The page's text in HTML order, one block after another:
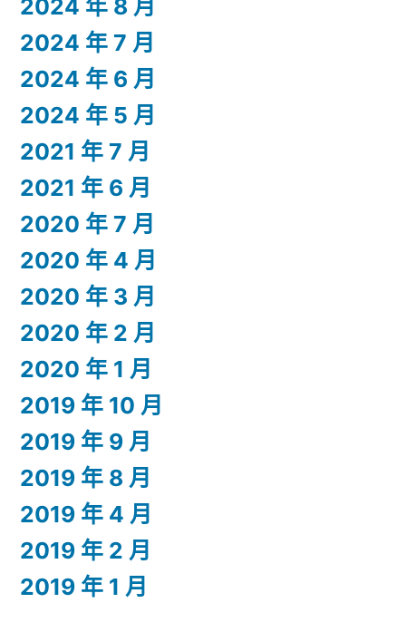
2024 年 8 月
2024 年 7 月
2024 年 6 月
2024 年 5 月
2021 年 7 月
2021 年 6 月
2020 年 7 月
2020 年 4 月
2020 年 3 月
2020 年 2 月
2020 年 1 月
2019 年 10 月
2019 年 9 月
2019 年 8 月
2019 年 4 月
2019 年 2 月
2019 年 1 月